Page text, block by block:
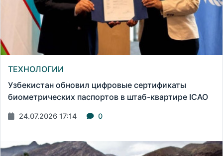
ТЕХНОЛОГИИ
Узбекистан обновил цифровые сертификаты
биометрических паспортов в штаб-квартире ICAO
24.07.2026 17:14 0